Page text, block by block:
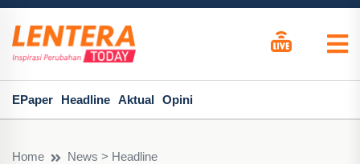
EPaper Headline Aktual Opini
Home
News > Headline